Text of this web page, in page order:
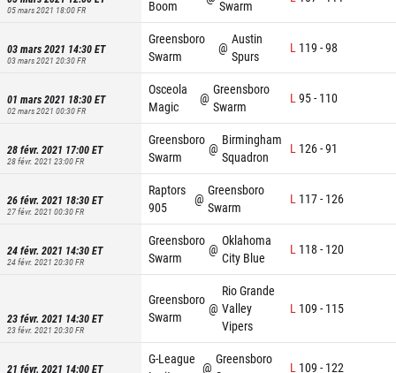
05 mars 2021 18:00FR
Boom
Swarm
03 mars 2021 14:30ET
03 mars 2021 20:30FR
Greensboro
Swarm
@
Austin
Spurs
L 119 -98
01 mars 2021 18:30ET
02 mars 2021 00:30FR
Osceola
Magic
@
Greensboro
Swarm
L95- 110
28 févr. 2021 17:00ET
28 févr. 2021 23:00FR
Greensboro
Swarm
@
Birmingham
Squadron
L 126-91
26 févr. 2021 18:30ET
27 févr. 2021 00:30FR
Raptors
905
@
Greensboro
Swarm
L 117- 126
24 févr. 2021 14:30ET
24 févr. 2021 20:30FR
Greensboro
Swarm
@
Oklahoma
City Blue
L 118 - 120
23 févr. 2021 14:30ET
23 févr. 2021 20:30FR
Greensboro
Swarm
@
Rio Grande
Valley
Vipers
L 109 - 115
21 févr. 2021 14:00ET
G-League
@
Greensboro
L 109 - 122